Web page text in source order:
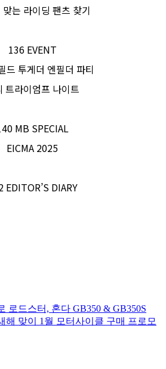
맞는 라이딩 팬츠 찾기
136 EVENT
드 투게더 엔필더 파티
트라이엄프 나이트
MB SPECIAL
EICMA 2025
EDITOR’S DIARY
로드스터, 혼다 GB350 & GB350S
해 맞이 1월 모터사이클 구매 프로모